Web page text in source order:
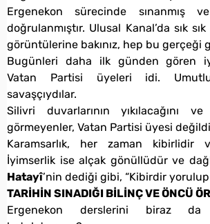
Ergenekon sürecinde sınanmış
doğrulanmıştır. Ulusal Kanal’da sık
görüntülerine bakınız, hep bu gerçeği
Bugünleri daha ilk günden gören
Vatan Partisi üyeleri idi.
savaşçıydılar.
Silivri duvarlarının yıkılacağını ve
görmeyenler, Vatan Partisi üyesi
Karamsarlık, her zaman kibirlidir
İyimserlik ise alçak gönüllüdür ve
Hatayî’nin dediği gibi, “Kibirdir
TARİHİN SINADIĞI BİLİNÇ VE ÖNCÜ
Ergenekon derslerini biraz da